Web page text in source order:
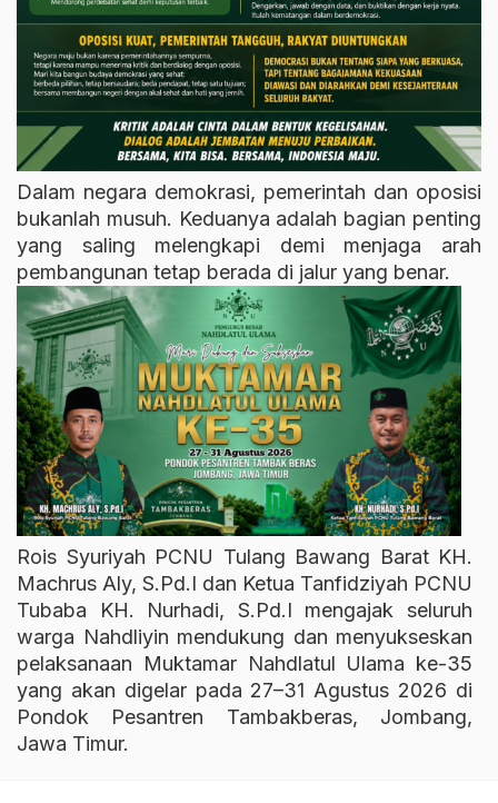
Dalam negara demokrasi, pemerintah dan oposisi
bukanlah musuh. Keduanya adalah bagian penting
yang saling melengkapi demi menjaga arah
pembangunan tetap berada di jalur yang benar.
Rois Syuriyah PCNU Tulang Bawang Barat KH.
Machrus Aly, S.Pd.I dan Ketua Tanfidziyah PCNU
Tubaba KH. Nurhadi, S.Pd.I mengajak seluruh
warga Nahdliyin mendukung dan menyukseskan
pelaksanaan Muktamar Nahdlatul Ulama ke-35
yang akan digelar pada 27–31 Agustus 2026 di
Pondok Pesantren Tambakberas, Jombang,
Jawa Timur.